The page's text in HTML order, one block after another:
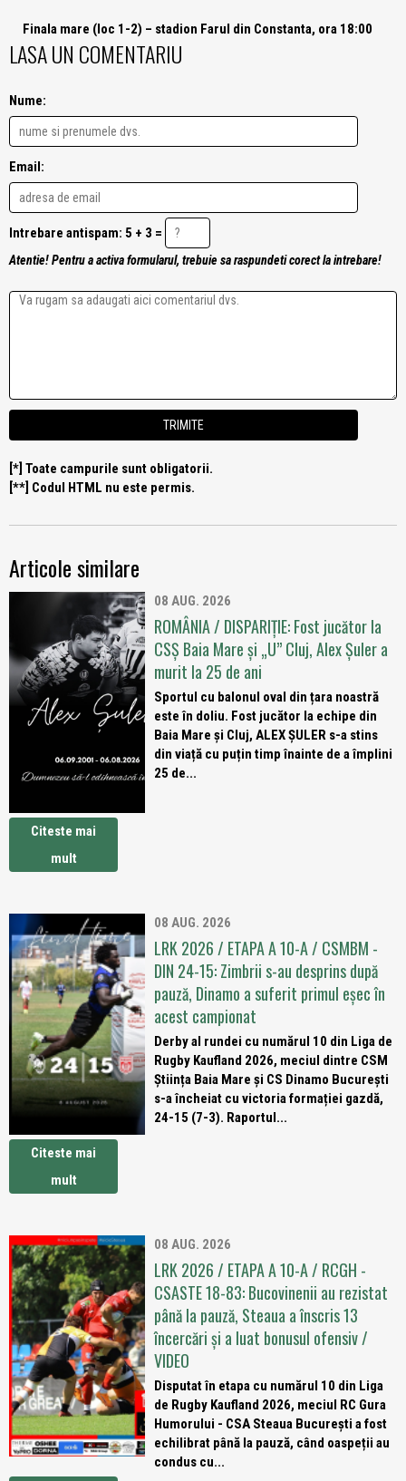
Finala mare (loc 1-2) – stadion Farul din Constanta, ora 18:00
LASA UN COMENTARIU
Nume:
Email:
Intrebare antispam: 5 + 3 =
Atentie! Pentru a activa formularul, trebuie sa raspundeti corect la intrebare!
[*] Toate campurile sunt obligatorii.
[**] Codul HTML nu este permis.
Articole similare
08 AUG. 2026
ROMÂNIA / DISPARIȚIE: Fost jucător la
CSȘ Baia Mare și „U” Cluj, Alex Șuler a
murit la 25 de ani
Sportul cu balonul oval din țara noastră
este în doliu. Fost jucător la echipe din
Baia Mare și Cluj, ALEX ȘULER s-a stins
din viață cu puțin timp înainte de a împlini
25 de...
Citeste mai
mult
08 AUG. 2026
LRK 2026 / ETAPA A 10-A / CSMBM -
DIN 24-15: Zimbrii s-au desprins după
pauză, Dinamo a suferit primul eșec în
acest campionat
Derby al rundei cu numărul 10 din Liga de
Rugby Kaufland 2026, meciul dintre CSM
Știința Baia Mare și CS Dinamo București
s-a încheiat cu victoria formației gazdă,
24-15 (7-3). Raportul...
Citeste mai
mult
08 AUG. 2026
LRK 2026 / ETAPA A 10-A / RCGH -
CSASTE 18-83: Bucovinenii au rezistat
până la pauză, Steaua a înscris 13
încercări și a luat bonusul ofensiv /
VIDEO
Disputat în etapa cu numărul 10 din Liga
de Rugby Kaufland 2026, meciul RC Gura
Humorului - CSA Steaua București a fost
echilibrat până la pauză, când oaspeții au
condus cu...